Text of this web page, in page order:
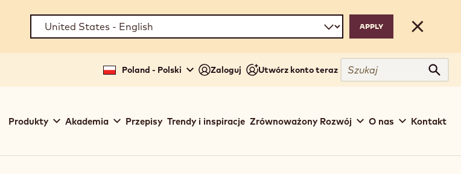
Close
Poland - Polski Zaloguj Utwórz konto teraz
Szukaj
navigation
Produkty Akademia Przepisy Trendy i inspiracje Zrównoważony Rozwój O nas Kontakt